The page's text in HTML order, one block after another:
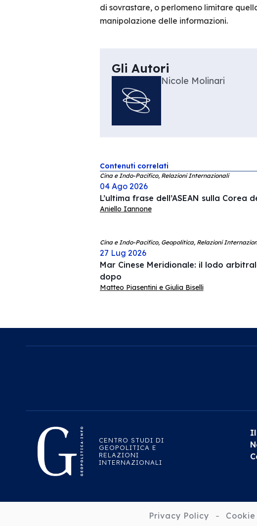
di sovrastare, o perlomeno limitare
manipolazione delle informazioni.
Gli Autori
Nicole Molinari
Contenuti correlati
Cina e Indo-Pacifico, Relazioni Internazionali
04 Ago 2026
L’ultima frase dell’ASEAN sulla Corea
Aniello Iannone
Cina e Indo-Pacifico, Geopolitica, Relazioni
27 Lug 2026
Mar Cinese Meridionale: il lodo
dopo
Matteo Piasentini e Giulia Biselli
CENTRO STUDI DI
GEOPOLITICA E
RELAZIONI
INTERNAZIONALI
Il
Privacy Policy